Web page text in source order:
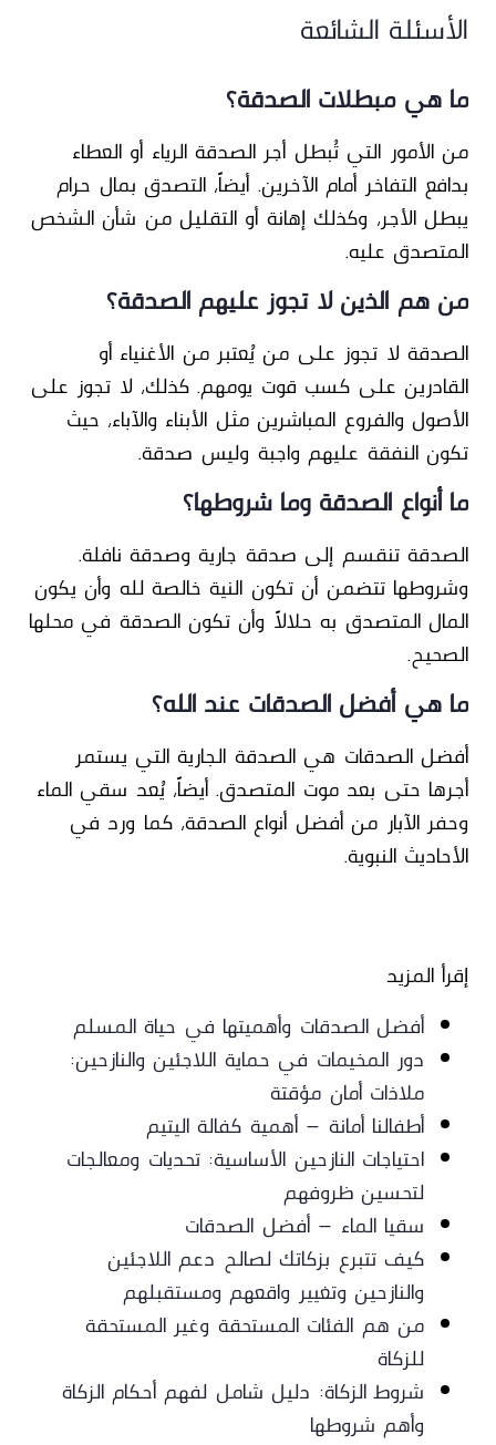
الأسئلة الشائعة
ما هي مبطلات الصدقة؟
من الأمور التي تُبطل أجر الصدقة الرياء أو العطاء
بدافع التفاخر أمام الآخرين. أيضاً، التصدق بمال حرام
يبطل الأجر، وكذلك إهانة أو التقليل من شأن الشخص
المتصدق عليه.
من هم الذين لا تجوز عليهم الصدقة؟
الصدقة لا تجوز على من يُعتبر من الأغنياء أو
القادرين على كسب قوت يومهم. كذلك، لا تجوز على
الأصول والفروع المباشرين مثل الأبناء والآباء، حيث
تكون النفقة عليهم واجبة وليس صدقة.
ما أنواع الصدقة وما شروطها؟
الصدقة تنقسم إلى صدقة جارية وصدقة نافلة.
وشروطها تتضمن أن تكون النية خالصة لله وأن يكون
المال المتصدق به حلالاً وأن تكون الصدقة في محلها
الصحيح.
ما هي أفضل الصدقات عند الله؟
أفضل الصدقات هي الصدقة الجارية التي يستمر
أجرها حتى بعد موت المتصدق. أيضاً، يُعد سقي الماء
وحفر الآبار من أفضل أنواع الصدقة، كما ورد في
الأحاديث النبوية.
إقرأ المزيد
أفضل الصدقات وأهميتها في حياة المسلم
دور المخيمات في حماية اللاجئين والنازحين:
ملاذات أمان مؤقتة
أطفالنا أمانة – أهمية كفالة اليتيم
احتياجات النازحين الأساسية: تحديات ومعالجات
لتحسين ظروفهم
سقيا الماء – أفضل الصدقات
كيف تتبرع بزكاتك لصالح دعم اللاجئين
والنازحين وتغيير واقعهم ومستقبلهم
من هم الفئات المستحقة وغير المستحقة
للزكاة
شروط الزكاة: دليل شامل لفهم أحكام الزكاة
وأهم شروطها